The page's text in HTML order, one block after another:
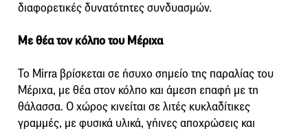
διαφορετικές δυνατότητες συνδυασμών.
Με θέα τον κόλπο του Μέριχα
Το Mirra βρίσκεται σε ήσυχο σημείο της παραλίας του
Μέριχα, με θέα στον κόλπο και άμεση επαφή με τη
θάλασσα. Ο χώρος κινείται σε λιτές κυκλαδίτικες
γραμμές, με φυσικά υλικά, γήινες αποχρώσεις και